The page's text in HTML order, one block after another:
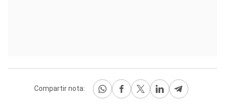
Compartir nota: